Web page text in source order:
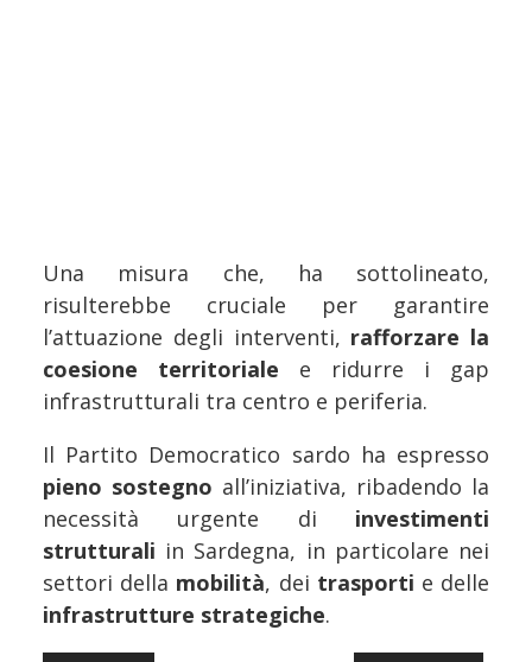
Una misura che, ha sottolineato,
risulterebbe cruciale per garantire
l’attuazione degli interventi, rafforzare la
coesione territoriale e ridurre i gap
infrastrutturali tra centro e periferia.
Il Partito Democratico sardo ha espresso
pieno sostegno all’iniziativa, ribadendo la
necessità urgente di investimenti
strutturali in Sardegna, in particolare nei
settori della mobilità, dei trasporti e delle
infrastrutture strategiche.